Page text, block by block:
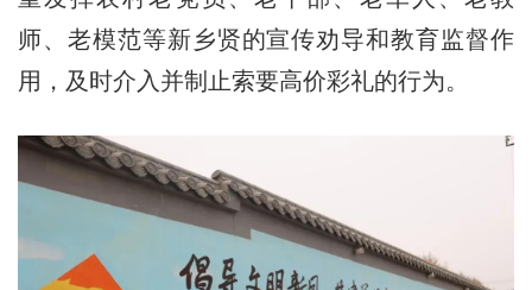
师、老模范等新乡贤的宣传劝导和教育监督作
用，及时介入并制止索要高价彩礼的行为。